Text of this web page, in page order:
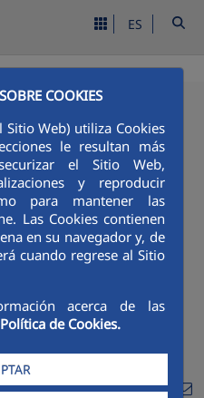
COOKIES
Sitio Web) utiliza Cookies
le resultan más
el Sitio Web,
y reproducir
para mantener las
Las Cookies contienen
en su navegador y, de
cuando regrese al Sitio
acerca de las
Política de Cookies.
ES
mediante el
la
potable en
agua con laboratorio
de cloro
Compartir en
Compartir en
Compartir en
RSS